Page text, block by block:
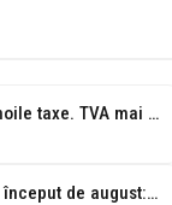
1 august: Intră în vigoare noile taxe. TVA mai mare, prețuri în...
Carburanții au explodat la început de august: Prețurile au crescut cu aproape...